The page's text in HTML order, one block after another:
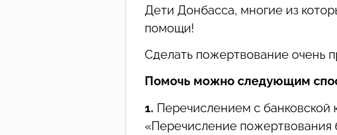
Дети Донбасса, многие из
помощи!
Сделать пожертвование очень
Помочь можно следующим
1. Перечислением с
«Перечисление пожертвования